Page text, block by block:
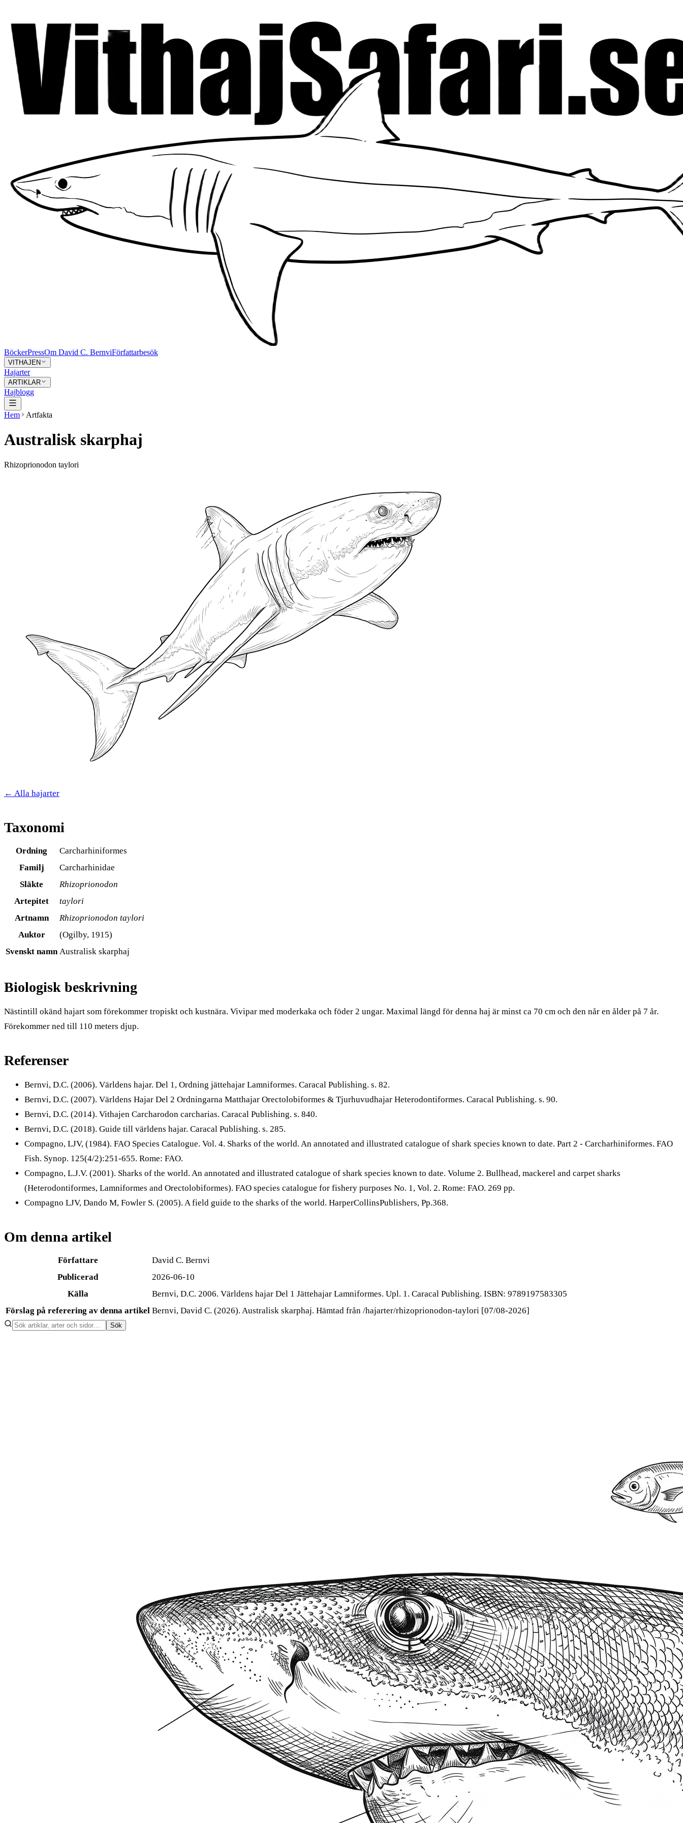
BöckerPressOm David C. BernviFörfattarbesök
VITHAJEN
Hajarter
ARTIKLAR
Hajblogg
Hem Artfakta
Australisk skarphaj
Rhizoprionodon taylori
← Alla hajarter
Taxonomi
Ordning
Carcharhiniformes
Familj
Carcharhinidae
Släkte
Rhizoprionodon
Artepitet
taylori
Artnamn
Rhizoprionodon taylori
Auktor
(Ogilby, 1915)
Svenskt namn Australisk skarphaj
Biologisk beskrivning
Nästintill okänd hajart som förekommer tropiskt och kustnära. Vivipar med moderkaka och föder 2 ungar. Maximal längd för denna haj är minst ca 70 cm och den når en ålder på 7 år.
Förekommer ned till 110 meters djup.
Referenser
Bernvi, D.C. (2006). Världens hajar. Del 1, Ordning jättehajar Lamniformes. Caracal Publishing. s. 82.
Bernvi, D.C. (2007). Världens Hajar Del 2 Ordningarna Matthajar Orectolobiformes & Tjurhuvudhajar Heterodontiformes. Caracal Publishing. s. 90.
Bernvi, D.C. (2014). Vithajen Carcharodon carcharias. Caracal Publishing. s. 840.
Bernvi, D.C. (2018). Guide till världens hajar. Caracal Publishing. s. 285.
Compagno, LJV, (1984). FAO Species Catalogue. Vol. 4. Sharks of the world. An annotated and illustrated catalogue of shark species known to date. Part 2 - Carcharhiniformes. FAO
Fish. Synop. 125(4/2):251-655. Rome: FAO.
Compagno, L.J.V. (2001). Sharks of the world. An annotated and illustrated catalogue of shark species known to date. Volume 2. Bullhead, mackerel and carpet sharks
(Heterodontiformes, Lamniformes and Orectolobiformes). FAO species catalogue for fishery purposes No. 1, Vol. 2. Rome: FAO. 269 pp.
Compagno LJV, Dando M, Fowler S. (2005). A field guide to the sharks of the world. HarperCollinsPublishers, Pp.368.
Om denna artikel
Författare
David C. Bernvi
Publicerad
2026-06-10
Källa
Bernvi, D.C. 2006. Världens hajar Del 1 Jättehajar Lamniformes. Upl. 1. Caracal Publishing. ISBN: 9789197583305
Förslag på referering av denna artikel Bernvi, David C. (2026). Australisk skarphaj. Hämtad från /hajarter/rhizoprionodon-taylori [07/08-2026]
Sök